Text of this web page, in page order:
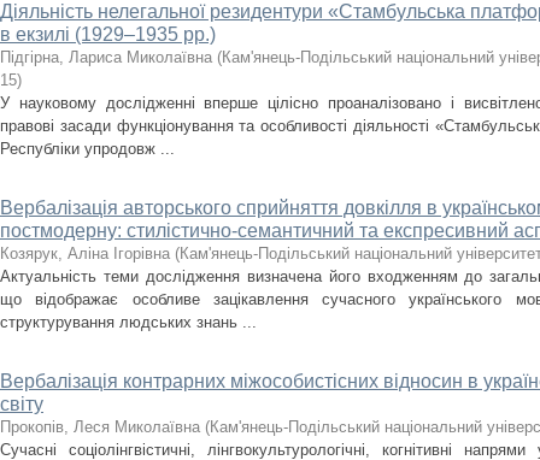
Діяльність нелегальної резидентури «Стамбульська
в екзилі (1929–1935 рр.)
Підгірна, Лариса Миколаївна (Кам'янець-Подільський національний
15)
У науковому дослідженні вперше цілісно проаналізовано і
правові засади функціонування та особливості діяльності
Республіки упродовж ...
Вербалізація авторського сприйняття довкілля в
постмодерну: стилістично-семантичний та експресивний
Козярук, Аліна Ігорівна (Кам'янець-Подільський національний
Актуальність теми дослідження визначена його входженням до
що відображає особливе зацікавлення сучасного українського
структурування людських знань ...
Вербалізація контрарних міжособистісних відносин в
світу
Прокопів, Леся Миколаївна (Кам'янець-Подільський національний
Сучасні соціолінгвістичні, лінгвокультурологічні, когнітивні